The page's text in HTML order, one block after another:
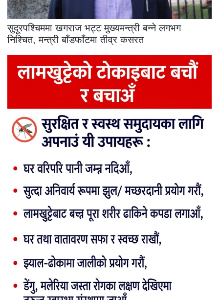
सुदूरपश्चिममा खगराज भट्ट मुख्यमन्त्री बन्ने लगभग
निश्चित, मन्त्री बाँडफाँटमा तीव्र कसरत